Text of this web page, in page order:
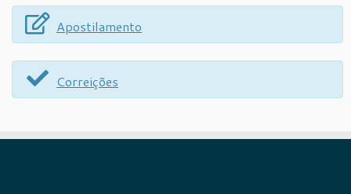
Apostilamento
Correições